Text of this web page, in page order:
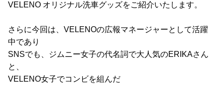
VELENO オリジナル洗車グッズをご紹介いたします。
さらに今回は、VELENOの広報マネージャーとして活躍
中であり
SNSでも、ジムニー女子の代名詞で大人気のERIKAさん
と、
VELENO女子でコンビを組んだ